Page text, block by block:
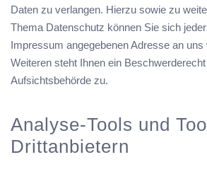
Daten zu verlangen. Hierzu sowie zu
Thema Datenschutz können Sie sich
Impressum angegebenen Adresse an uns
Weiteren steht Ihnen ein
Aufsichtsbehörde zu.
Analyse-Tools und
Drittanbietern